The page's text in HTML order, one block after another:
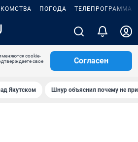
ПОГОДА ТЕЛЕПРОГРАММА
cookie-
свое
Согласен
Якутском Шнур объяснил почему не